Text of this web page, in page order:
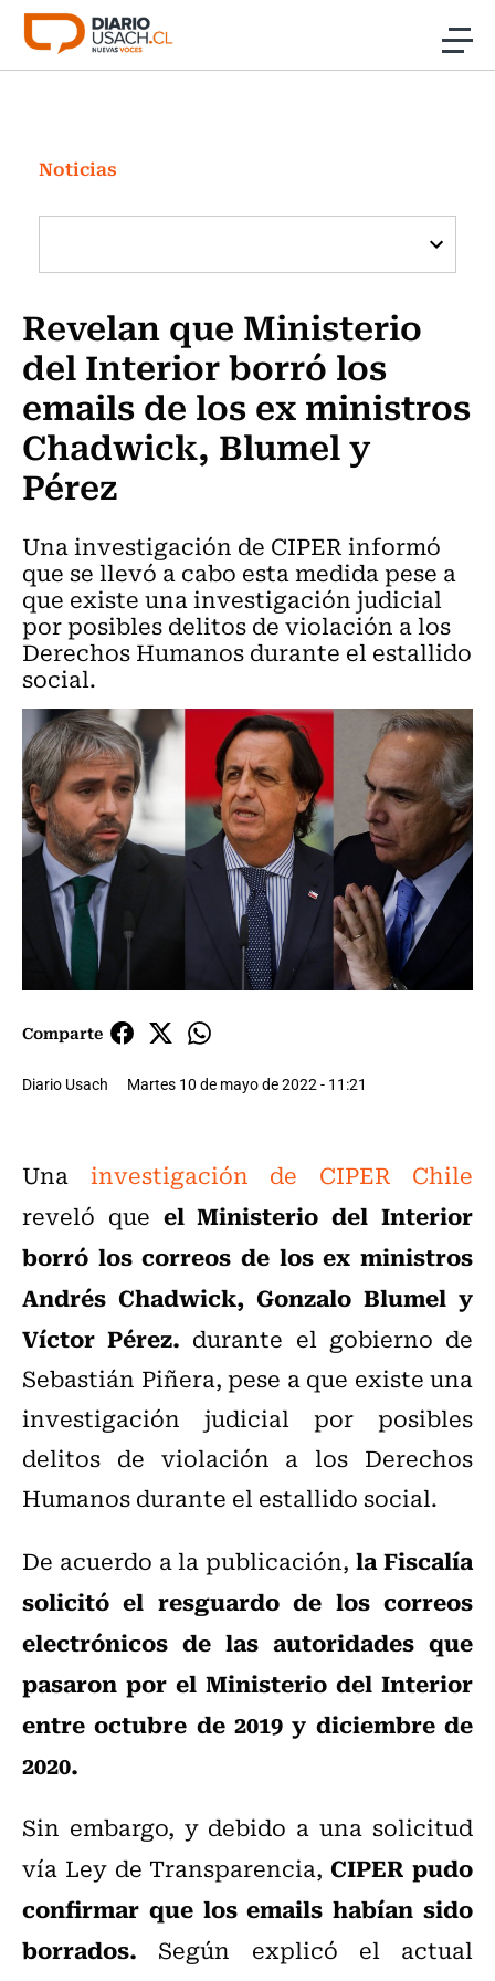
Click acá para ir directamente al contenido
Investigación
Cultura
Programas Radio y TV Usach
Noticias
Revelan que Ministerio
del Interior borró los
emails de los ex ministros
Chadwick, Blumel y
Pérez
Una investigación de CIPER informó
que se llevó a cabo esta medida pese a
que existe una investigación judicial
por posibles delitos de violación a los
Derechos Humanos durante el estallido
social.
Comparte
Diario Usach Martes 10 de mayo de 2022 - 11:21
Una investigación de CIPER Chile
reveló que el Ministerio del Interior
borró los correos de los ex ministros
Andrés Chadwick, Gonzalo Blumel y
Víctor Pérez. durante el gobierno de
Sebastián Piñera, pese a que existe una
investigación judicial por posibles
delitos de violación a los Derechos
Humanos durante el estallido social.
De acuerdo a la publicación,la Fiscalía
solicitó el resguardo de los correos
electrónicos de las autoridades que
pasaron por el Ministerio del Interior
entre octubre de 2019 y diciembre de
2020.
Sin embargo, y debido a una solicitud
vía Ley de Transparencia, CIPER pudo
confirmar que los emails habían sido
borrados. Según explicó el actual